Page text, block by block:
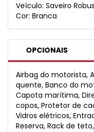
Veículo: Saveiro
Cor: Branca
OPCIONAIS
Airbag do motorista,
quente, Banco do
Capota marítima,
copos, Protetor de
Vidros elétricos,
Reserva, Rack de